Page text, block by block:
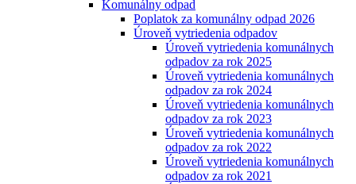
Komunálny odpad
Poplatok za komunálny odpad 2026
Úroveň vytriedenia odpadov
Úroveň vytriedenia komunálnych
odpadov za rok 2025
Úroveň vytriedenia komunálnych
odpadov za rok 2024
Úroveň vytriedenia komunálnych
odpadov za rok 2023
Úroveň vytriedenia komunálnych
odpadov za rok 2022
Úroveň vytriedenia komunálnych
odpadov za rok 2021